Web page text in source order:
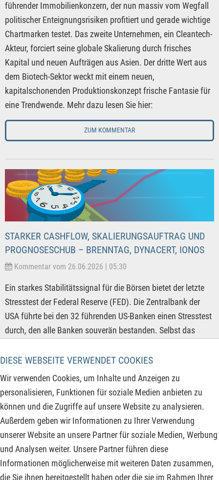
DIESE WEBSEITE VERWENDET COOKIES
Wir verwenden Cookies, um Inhalte und Anzeigen zu
personalisieren, Funktionen für soziale Medien anbieten zu
können und die Zugriffe auf unsere Website zu analysieren.
Außerdem geben wir Informationen zu Ihrer Verwendung
unserer Website an unsere Partner für soziale Medien, Werbung
und Analysen weiter. Unsere Partner führen diese
Informationen möglicherweise mit weiteren Daten zusammen,
die Sie ihnen bereitgestellt haben oder die sie im Rahmen Ihrer
führender Immobilienkonzern, der nun massiv vom Wegfall
politischer Enteignungsrisiken profitiert und gerade wichtige
Chartmarken testet. Das zweite Unternehmen, ein Cleantech-
Akteur, forciert seine globale Skalierung durch frisches
Kapital und neuen Aufträgen aus Asien. Der dritte Wert aus
dem Biotech-Sektor weckt mit einem neuen,
kapitalschonenden Produktionskonzept frische Fantasie für
eine Trendwende. Mehr dazu lesen Sie hier:
ZUM KOMMENTAR
STARKER CASHFLOW, SKALIERUNGSAUFTRAG UND
PROGNOSESCHUB – BRENNTAG, DYNACERT, IONOS
Kommentar vom 26.06.2026 | 05:30
Ein starkes Stabilitätssignal für die Börsen bietet der letzte
Stresstest der Federal Reserve (FED). Die Zentralbank der
USA führte bei den 32 führenden US-Banken einen Stresstest
durch, den alle Banken souverän bestanden. Selbst das
Immobilienverlusten gefährdete die Mindestkapitalquoten
der Geldhäuser nicht. Das dürfte positiv aufgefasst werden,
entzieht es dem Markt doch ein erhebliches systemisches
Risiko. Diese bestätigte Widerstandsfähigkeit sollte das
Investorenvertrauen weiter stärken – nicht nur für
Bankaktien, sondern als fundamentaler Baustein für den
Gesamtmarkt.